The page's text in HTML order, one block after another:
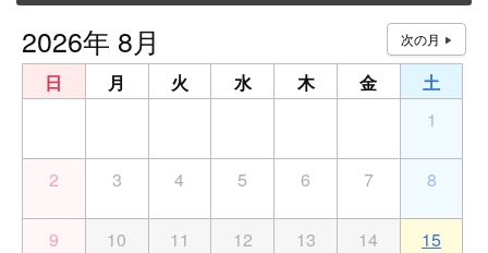
2026年 8月
日 月 火 水 木 金
土
1
2 3 4 5 6 7 8
9 10 11 12 13 14 15